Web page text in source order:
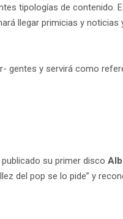
tipologías de
llegar primicias y
gentes y servirá como
su primer disco
del pop se lo pide” y